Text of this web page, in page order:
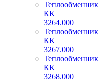
Теплообменник
КК
3264.000
Теплообменник
КК
3267.000
Теплообменник
КК
3268.000